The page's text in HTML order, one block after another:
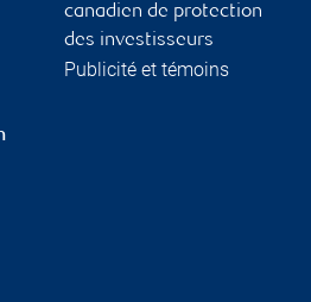
canadien de protection
des investisseurs
Publicité et témoins